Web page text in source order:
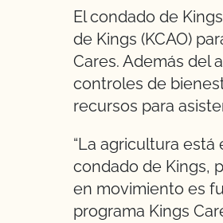
El condado de
de Kings (KCAO)
Cares. Además del
controles de
recursos para
“La agricultura
condado de Kings,
en movimiento es
programa Kings